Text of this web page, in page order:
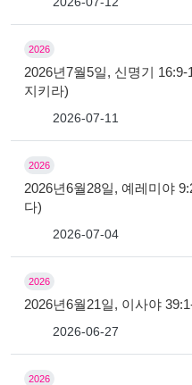
2026
2026년7월5일, 신명기
지키라)
2026-07-11
2026
2026년6월28일, 예레미야
다)
2026-07-04
2026
2026년6월21일, 이사야
2026-06-27
2026